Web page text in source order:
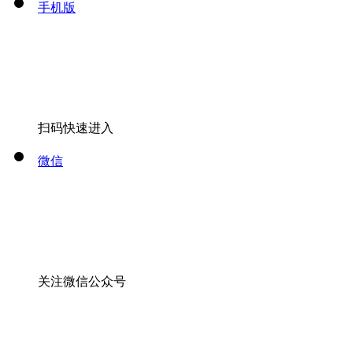
手机版
扫码快速进入
微信
关注微信公众号